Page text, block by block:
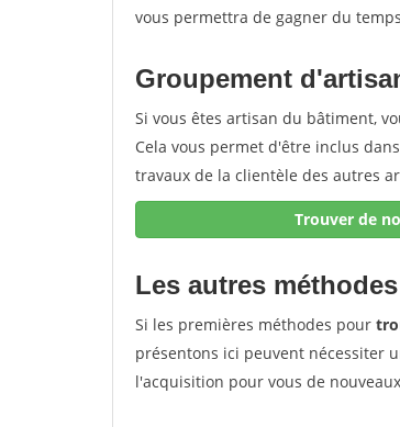
vous permettra de gagner du
Groupement
Si vous êtes artisan du bâtiment,
Cela vous permet d'être inclus
travaux de la clientèle des autres
Trouver de
Les autres
Si les premières méthodes pour
présentons ici peuvent nécessiter
l'acquisition pour vous de